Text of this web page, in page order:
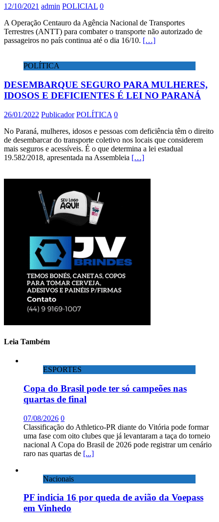
12/10/2021 admin POLICIAL 0
A Operação Centauro da Agência Nacional de Transportes
Terrestres (ANTT) para combater o transporte não autorizado de
passageiros no país continua até o dia 16/10. […]
POLÍTICA
DESEMBARQUE SEGURO PARA MULHERES,
IDOSOS E DEFICIENTES É LEI NO PARANÁ
26/01/2022 Publicador POLÍTICA 0
No Paraná, mulheres, idosos e pessoas com deficiência têm o direito
de desembarcar do transporte coletivo nos locais que considerem
mais seguros e acessíveis. É o que determina a lei estadual
19.582/2018, apresentada na Assembleia […]
Leia Também
ESPORTES
Copa do Brasil pode ter só campeões nas
quartas de final
07/08/2026 0
Classificação do Athletico-PR diante do Vitória pode formar
uma fase com oito clubes que já levantaram a taça do torneio
nacional A Copa do Brasil de 2026 pode registrar um cenário
raro nas quartas de [...]
Nacionais
PF indicia 16 por queda de avião da Voepass
em Vinhedo